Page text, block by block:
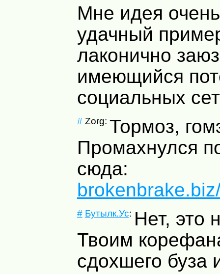
Мне идея
удачный
лаконично
имеющийся
социальных
#Zorg: Тормоз,
Промахнулся
сюда:
# Бутылк.Ус: Нет, это
Твоим
сдохшего буза